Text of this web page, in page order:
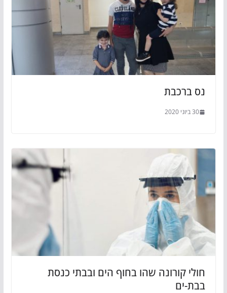
נס ברכבת
30 ביוני 2020
חולי קורונה שהו בחוף הים ובבתי כנסת
בבת-ים